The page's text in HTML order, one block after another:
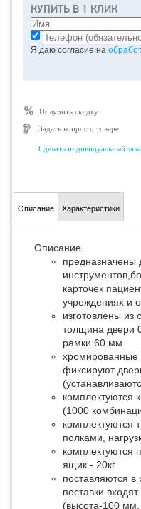
КУПИТЬ В 1 КЛИК
Я даю согласие на
Получить скидку
Задать вопрос о товаре
Сделать индивидуальный
Описание Характеристики
Описание
предназначены
карточек
учреждениях и
изготовлены из
толщина двери
рамки 60 мм
хромированные
фиксируют
комплектуются
(1000
комплектуются
полками,
комплектуются
ящик - 20кг
поставляются в
поставки
(высота-100 мм,